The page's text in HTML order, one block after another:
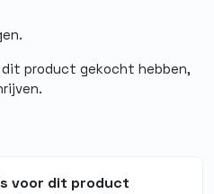
product gekocht hebben,
voor dit product